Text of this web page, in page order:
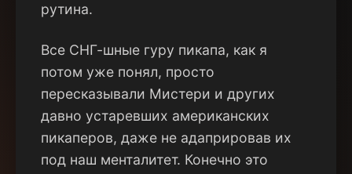
рутина.
Все СНГ-шные гуру пикапа, как я
потом уже понял, просто
пересказывали Мистери и других
давно устаревших американских
пикаперов, даже не адаприровав их
под наш менталитет. Конечно это